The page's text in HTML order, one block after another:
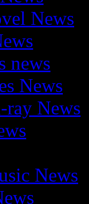
News
news
News
News
News